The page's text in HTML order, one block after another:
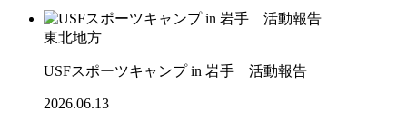
東北地方
USFスポーツキャンプ in 岩手 活動報告
2026.06.13